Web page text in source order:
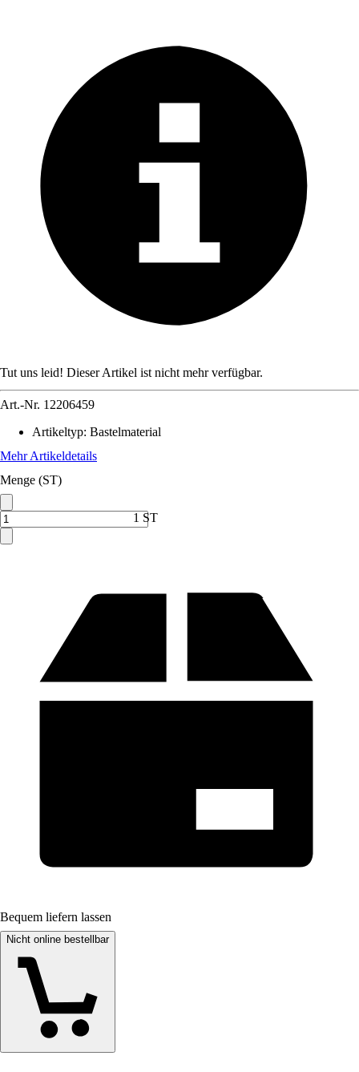
Tut uns leid! Dieser Artikel ist nicht mehr verfügbar.
Art.-Nr. 12206459
Artikeltyp: Bastelmaterial
Mehr Artikeldetails
Menge (ST)
1 ST
Bequem liefern lassen
Nicht online bestellbar